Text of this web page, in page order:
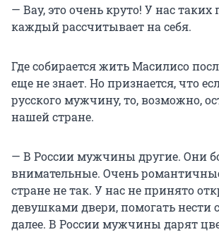
— Вау, это очень круто! У нас
каждый рассчитывает на себя.
Где собирается жить Масилисо
еще не знает. Но признается, что
русского мужчину, то, возможно,
нашей стране.
— В России мужчины другие. Они
внимательные. Очень
стране не так. У нас не принято
девушками двери, помогать нести
далее. В России мужчины дарят